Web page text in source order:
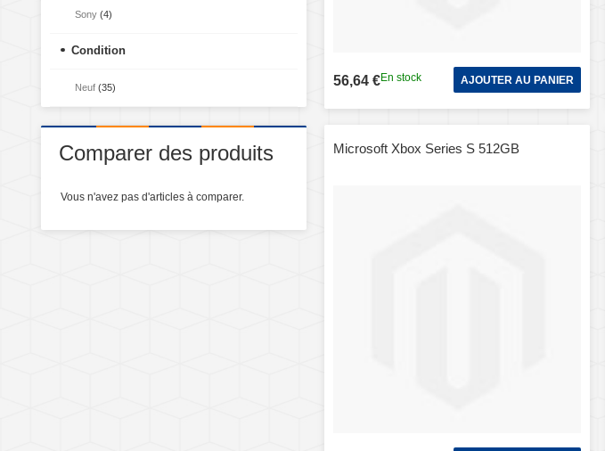
56,64 €En stock AJOUTER AU PANIER
Microsoft Xbox Series S 512GB
Sony (4)
Condition
Neuf (35)
Comparer des produits
Vous n'avez pas d'articles à comparer.